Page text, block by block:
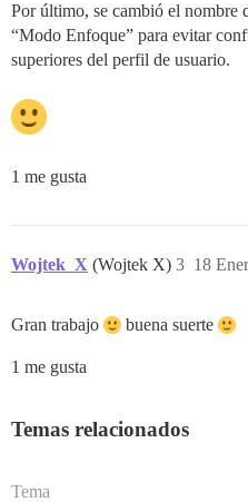
Por último, se cambió el nombre
“Modo Enfoque” para evitar
superiores del perfil de usuario.
1 me gusta
Wojtek_X (Wojtek X) 18
3
Gran trabajo buena suerte
1 me gusta
Temas relacionados
Tema